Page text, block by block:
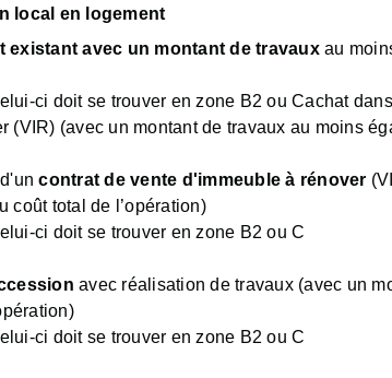
local en logement
existant avec un montant de travauxau
ci doit se trouver en zone B2 ou Cachat
(VIR) (avec un montant de travaux au moins
d'uncontrat de vente d'immeuble à rénover
coût total de l’opération)
ci doit se trouver en zone B2 ou C
avec réalisation de travaux (avec un
ci doit se trouver en zone B2 ou C